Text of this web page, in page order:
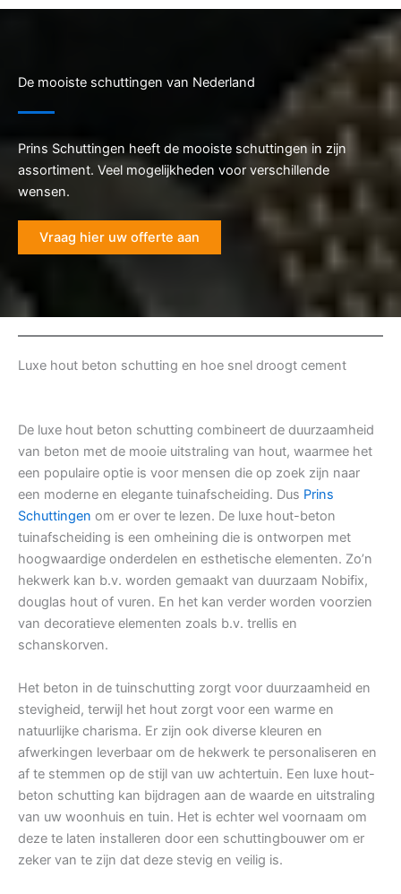
De mooiste schuttingen van Nederland
Prins Schuttingen heeft de mooiste schuttingen in zijn
assortiment. Veel mogelijkheden voor verschillende
wensen.
Vraag hier uw offerte aan
Luxe hout beton schutting en hoe snel droogt cement
De luxe hout beton schutting combineert de duurzaamheid
van beton met de mooie uitstraling van hout, waarmee het
een populaire optie is voor mensen die op zoek zijn naar
een moderne en elegante tuinafscheiding. Dus Prins
Schuttingen om er over te lezen. De luxe hout-beton
tuinafscheiding is een omheining die is ontworpen met
hoogwaardige onderdelen en esthetische elementen. Zo’n
hekwerk kan b.v. worden gemaakt van duurzaam Nobifix,
douglas hout of vuren. En het kan verder worden voorzien
van decoratieve elementen zoals b.v. trellis en
schanskorven.
Het beton in de tuinschutting zorgt voor duurzaamheid en
stevigheid, terwijl het hout zorgt voor een warme en
natuurlijke charisma. Er zijn ook diverse kleuren en
afwerkingen leverbaar om de hekwerk te personaliseren en
af te stemmen op de stijl van uw achtertuin. Een luxe hout-
beton schutting kan bijdragen aan de waarde en uitstraling
van uw woonhuis en tuin. Het is echter wel voornaam om
deze te laten installeren door een schuttingbouwer om er
zeker van te zijn dat deze stevig en veilig is.